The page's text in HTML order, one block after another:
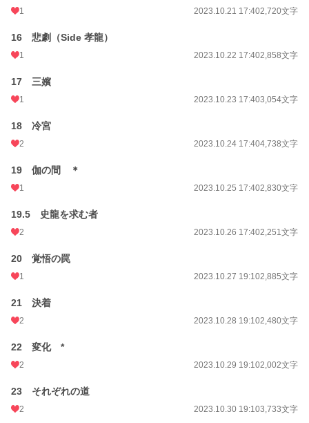
1 2023.10.21 17:402,720文字
16 悲劇（Side 孝龍）
1 2023.10.22 17:402,858文字
17 三嬪
1 2023.10.23 17:403,054文字
18 冷宮
2 2023.10.24 17:404,738文字
19 伽の間 ＊
1 2023.10.25 17:402,830文字
19.5 史龍を求む者
2 2023.10.26 17:402,251文字
20 覚悟の罠
1 2023.10.27 19:102,885文字
21 決着
2 2023.10.28 19:102,480文字
22 変化 *
2 2023.10.29 19:102,002文字
23 それぞれの道
2 2023.10.30 19:103,733文字